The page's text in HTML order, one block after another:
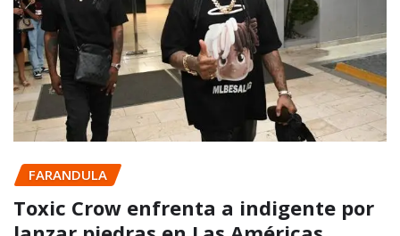
FARANDULA
Toxic Crow enfrenta a indigente por